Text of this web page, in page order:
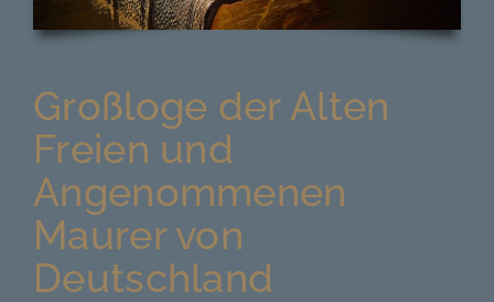
Geschichte
Berühmte Freimaurer
VS-Blog
Termine & Gäste
Kontakt / Anfahrt
Großloge der Alten
Freien und
Angenommenen
Maurer von
Deutschland